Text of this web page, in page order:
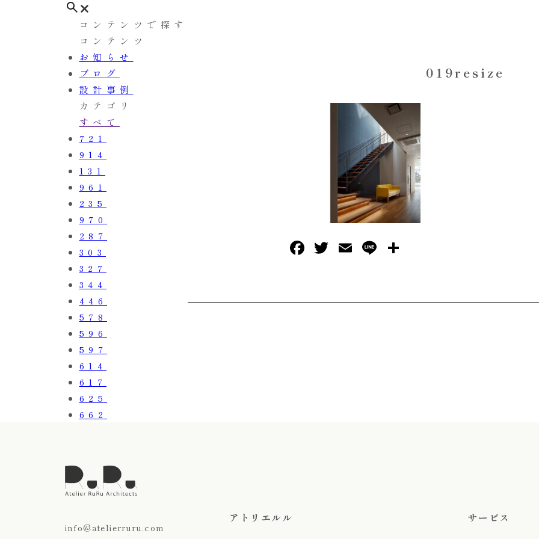
コンテンツで探す
コンテンツ
お知らせ
ブログ
設計事例
カテゴリ
すべて
721
914
131
961
235
970
287
303
327
344
446
578
596
597
614
617
625
662
019resize
Facebook
Twitter
EmailLine
info@atelierruru.com
アトリエルル サービス